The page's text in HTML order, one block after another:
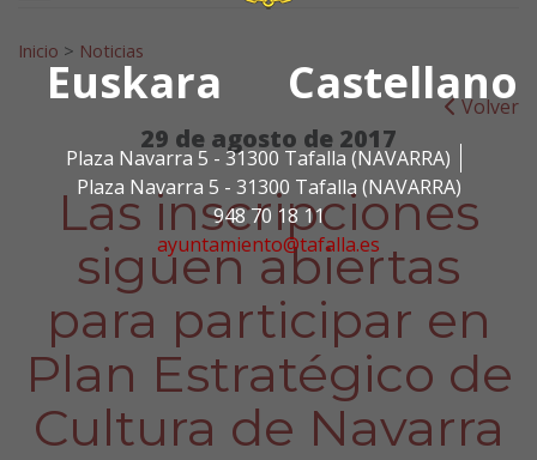
Euskara Castellano
Plaza Navarra 5 - 31300 Tafalla (NAVARRA)
Plaza Navarra 5 - 31300 Tafalla (NAVARRA)
948 70 18 11
ayuntamiento@tafalla.es
Search for:
Inicio > Noticias
Volver
29 de agosto de 2017
Las inscripciones
siguen abiertas
para participar en
Plan Estratégico de
Cultura de Navarra